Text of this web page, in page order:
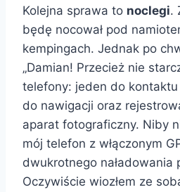
Kolejna sprawa to noclegi.
będę nocował pod
kempingach. Jednak po
„Damian! Przecież nie
telefony: jeden do
do nawigacji oraz
aparat fotograficzny. Niby
mój telefon z włączonym
dwukrotnego naładowania
Oczywiście wiozłem ze